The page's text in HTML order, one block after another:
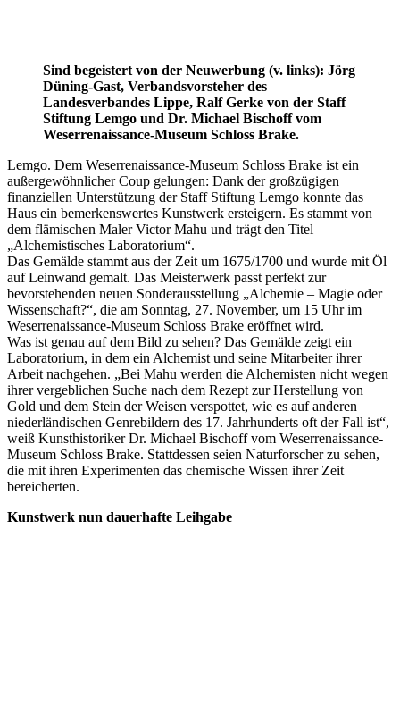
Sind begeistert von der Neuwerbung (v. links): Jörg
Düning-Gast, Verbandsvorsteher des
Landesverbandes Lippe, Ralf Gerke von der Staff
Stiftung Lemgo und Dr. Michael Bischoff vom
Weserrenaissance-Museum Schloss Brake.
Lemgo. Dem Weserrenaissance-Museum Schloss Brake ist ein
außergewöhnlicher Coup gelungen: Dank der großzügigen
finanziellen Unterstützung der Staff Stiftung Lemgo konnte das
Haus ein bemerkenswertes Kunstwerk ersteigern. Es stammt von
dem flämischen Maler Victor Mahu und trägt den Titel
„Alchemistisches Laboratorium“.
Das Gemälde stammt aus der Zeit um 1675/1700 und wurde mit Öl
auf Leinwand gemalt. Das Meisterwerk passt perfekt zur
bevorstehenden neuen Sonderausstellung „Alchemie – Magie oder
Wissenschaft?“, die am Sonntag, 27. November, um 15 Uhr im
Weserrenaissance-Museum Schloss Brake eröffnet wird.
Was ist genau auf dem Bild zu sehen? Das Gemälde zeigt ein
Laboratorium, in dem ein Alchemist und seine Mitarbeiter ihrer
Arbeit nachgehen. „Bei Mahu werden die Alchemisten nicht wegen
ihrer vergeblichen Suche nach dem Rezept zur Herstellung von
Gold und dem Stein der Weisen verspottet, wie es auf anderen
niederländischen Genrebildern des 17. Jahrhunderts oft der Fall ist“,
weiß Kunsthistoriker Dr. Michael Bischoff vom Weserrenaissance-
Museum Schloss Brake. Stattdessen seien Naturforscher zu sehen,
die mit ihren Experimenten das chemische Wissen ihrer Zeit
bereicherten.
Kunstwerk nun dauerhafte Leihgabe